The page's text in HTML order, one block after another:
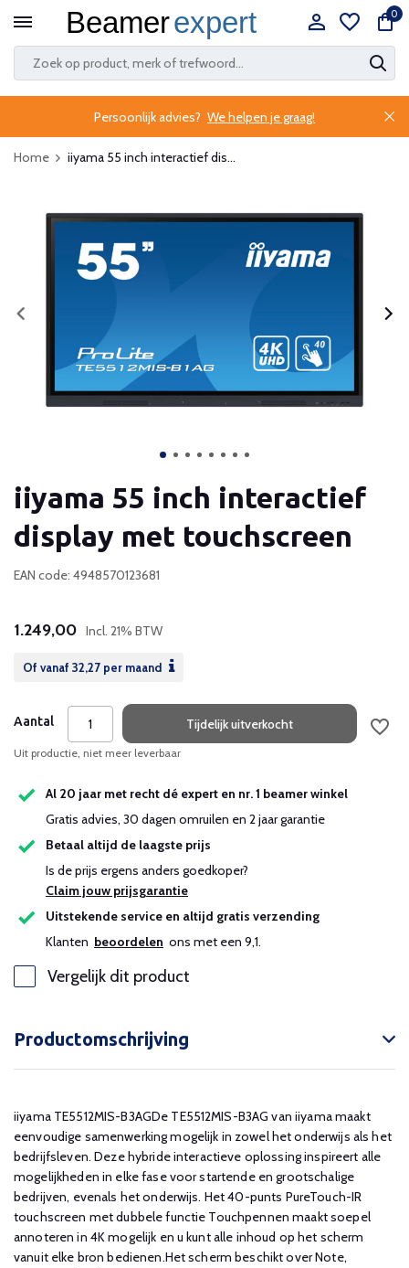
0
Persoonlijk advies? We helpen je graag!
Home iiyama 55 inch interactief dis...
iiyama 55 inch interactief
display met touchscreen
EAN code: 4948570123681
1.249,00 Incl. 21% BTW
Of vanaf 32,27 per maand
Aantal Tijdelijk uitverkocht
Uit productie, niet meer leverbaar
Al 20 jaar met recht dé expert en nr. 1 beamer winkel
Gratis advies, 30 dagen omruilen en 2 jaar garantie
Betaal altijd de laagste prijs
Is de prijs ergens anders goedkoper?
Claim jouw prijsgarantie
Uitstekende service en altijd gratis verzending
Klanten beoordelen ons met een 9,1.
Vergelijk dit product
Productomschrijving
iiyama TE5512MIS-B3AGDe TE5512MIS-B3AG van iiyama maakt
eenvoudige samenwerking mogelijk in zowel het onderwijs als het
bedrijfsleven. Deze hybride interactieve oplossing inspireert alle
mogelijkheden in elke fase voor startende en grootschalige
bedrijven, evenals het onderwijs. Het 40-punts PureTouch-IR
touchscreen met dubbele functie Touchpennen maakt soepel
annoteren in 4K mogelijk en u kunt alle inhoud op het scherm
vanuit elke bron bedienen.Het scherm beschikt over Note,